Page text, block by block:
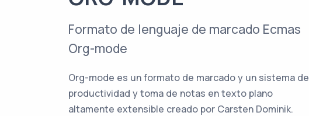
Formato de lenguaje de marcado Ecmas
Org-mode
Org-mode es un formato de marcado y un sistema de
productividad y toma de notas en texto plano
altamente extensible creado por Carsten Dominik.